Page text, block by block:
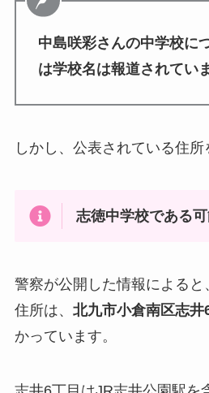
中島咲彩さんの中学校に
は学校名は報道されてい
しかし、公表されている住所
志徳中学校である可
警察が公開した情報による
住所は、 北九市小倉南区志井
かっています。